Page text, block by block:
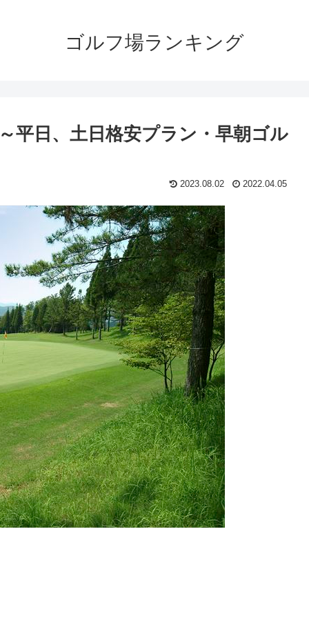
ゴルフ場ランキング
平日、土日格安プラン・早朝ゴル
2023.08.02 2022.04.05